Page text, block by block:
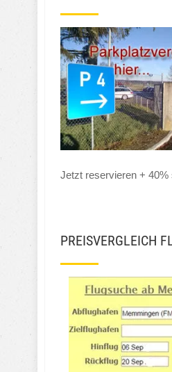
Jetzt reservieren + 40%
PREISVERGLEICH